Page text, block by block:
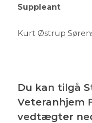
Suppleant
Kurt Østrup
Du kan tilgå
Veteranhjem
vedtægter